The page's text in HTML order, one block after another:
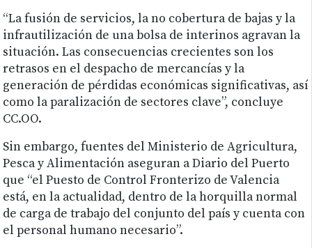
“La fusión de servicios, la no cobertura de bajas y la
infrautilización de una bolsa de interinos agravan la
situación. Las consecuencias crecientes son los
retrasos en el despacho de mercancías y la
generación de pérdidas económicas significativas, así
como la paralización de sectores clave”, concluye
CC.OO.
Sin embargo, fuentes del Ministerio de Agricultura,
Pesca y Alimentación aseguran a Diario del Puerto
que “el Puesto de Control Fronterizo de Valencia
está, en la actualidad, dentro de la horquilla normal
de carga de trabajo del conjunto del país y cuenta con
el personal humano necesario”.